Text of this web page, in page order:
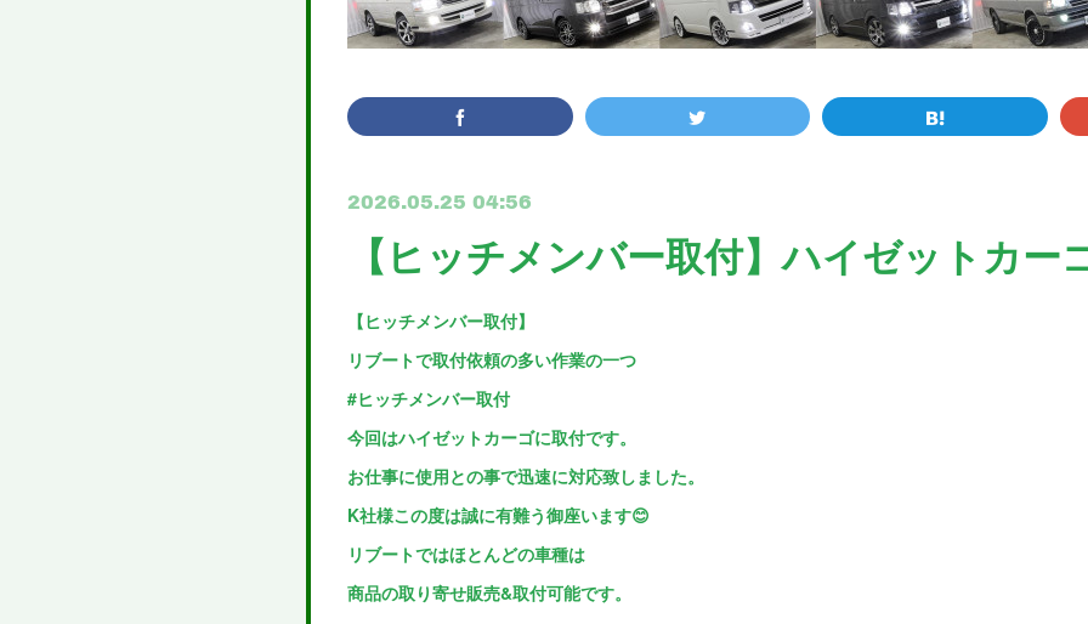
2026.05.25 04:56
【ヒッチメンバー取付】ハイゼットカー
【ヒッチメンバー取付】
リブートで取付依頼の多い作業の一つ
#ヒッチメンバー取付
今回はハイゼットカーゴに取付です。
お仕事に使用との事で迅速に対応致しました。
K社様この度は誠に有難う御座います😊
リブートではほとんどの車種は
商品の取り寄せ販売&取付可能です。